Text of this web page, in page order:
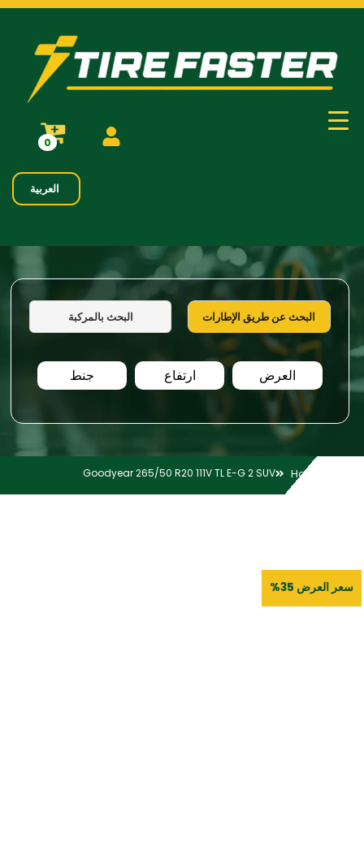
0
العربية
البحث عن طريق الإطارات البحث بالمركبة
العرض ارتفاع جنط
Home
Goodyear 265/50 R20 111V TL E-G 2 SUV
سعر العرض 35%